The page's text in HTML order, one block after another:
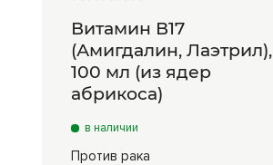
Витамин В17
(Амигдалин, Лаэтрил),
100 мл (из ядер
абрикоса)
в наличии
Против рака